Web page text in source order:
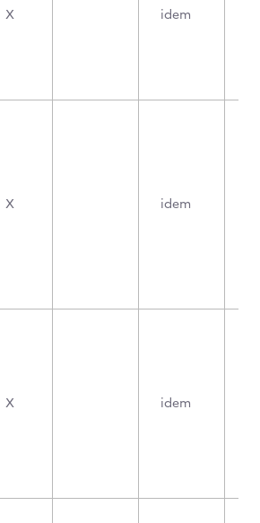
X idem
X idem
X idem